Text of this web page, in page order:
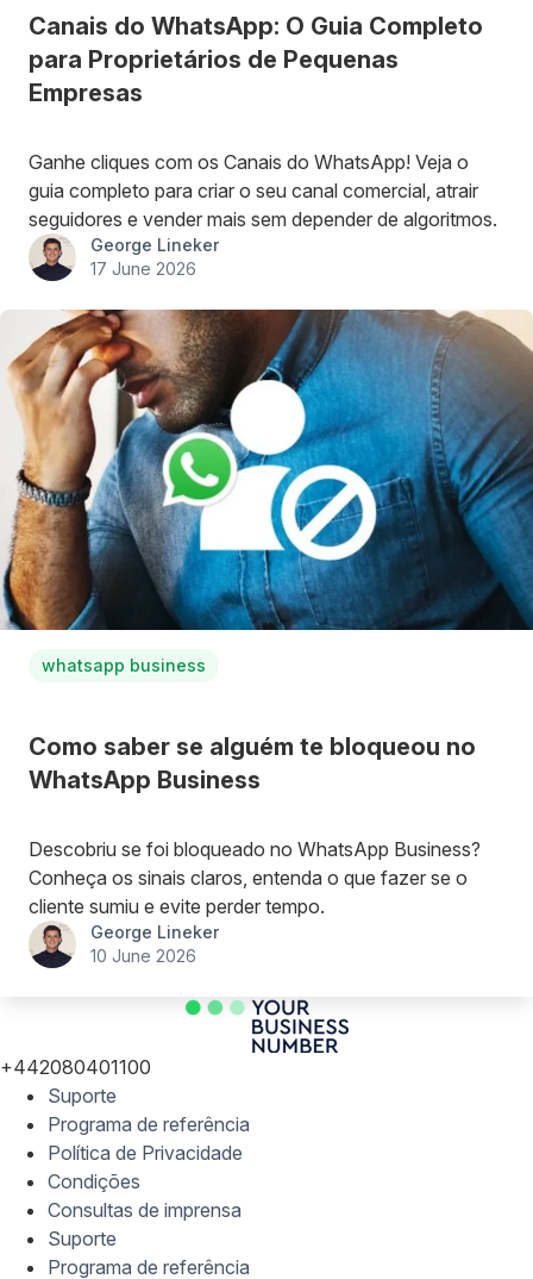
Canais do WhatsApp: O Guia Completo
para Proprietários de Pequenas
Empresas
Ganhe cliques com os Canais do WhatsApp! Veja o
guia completo para criar o seu canal comercial, atrair
seguidores e vender mais sem depender de algoritmos.
George Lineker
17 June 2026
whatsapp business
Como saber se alguém te bloqueou no
WhatsApp Business
Descobriu se foi bloqueado no WhatsApp Business?
Conheça os sinais claros, entenda o que fazer se o
cliente sumiu e evite perder tempo.
George Lineker
10 June 2026
+442080401100
Suporte
Programa de referência
Política de Privacidade
Condições
Consultas de imprensa
Suporte
Programa de referência